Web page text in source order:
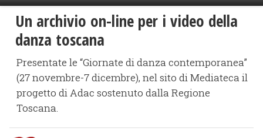
Un archivio on-line per i video della
danza toscana
Presentate le “Giornate di danza contemporanea”
(27 novembre-7 dicembre), nel sito di Mediateca il
progetto di Adac sostenuto dalla Regione
Toscana.